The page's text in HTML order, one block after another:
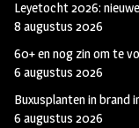
Leyetocht 2026:
8 augustus 2026
60+ en nog zin om te
6 augustus 2026
Buxusplanten in brand
6 augustus 2026